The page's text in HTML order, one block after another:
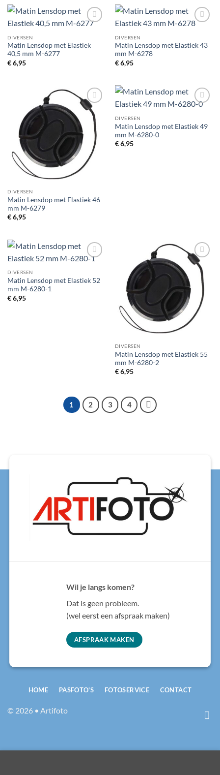
verlanglijst
DIVERSEN
Matin Lensdop met Elastiek
40,5 mm M-6277
€6,95
verlanglijst
DIVERSEN
Matin Lensdop met Elastiek 43
mm M-6278
€6,95
Toevoegen
verlanglijst
DIVERSEN
Matin Lensdop met Elastiek 46
mm M-6279
€6,95
verlanglijst
DIVERSEN
Matin Lensdop met Elastiek 49
mm M-6280-0
€6,95
verlanglijst
DIVERSEN
Matin Lensdop met Elastiek 52
mm M-6280-1
€6,95
Toevoegen
verlanglijst
DIVERSEN
Matin Lensdop met Elastiek 55
mm M-6280-2
€6,95
1 2 3 4
Wil je langs komen?
Dat is geen probleem.
(wel eerst een afspraak maken)
AFSPRAAK MAKEN
© 2026 • Artifoto
HOME PASFOTO'S FOTOSERVICE CONTACT